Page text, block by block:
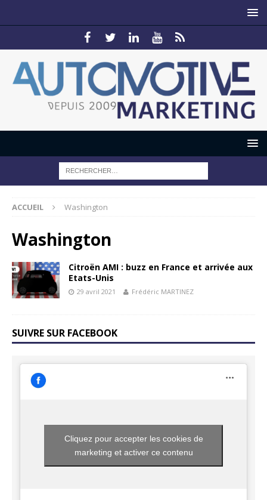
ACCUEIL Washington
Washington
Citroën AMI : buzz en France et arrivée aux
Etats-Unis
29 avril 2021 Frédéric MARTINEZ
SUIVRE SUR FACEBOOK
Cliquez pour accepter les cookies de
marketing et activer ce contenu